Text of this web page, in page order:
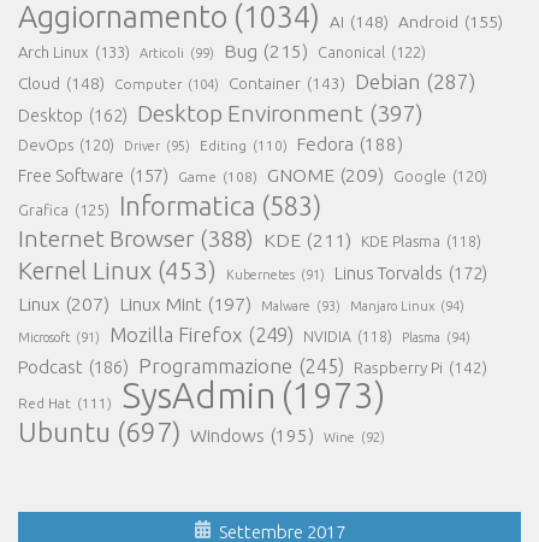
Aggiornamento (1034) AI (148) Android (155)
Arch Linux (133) Articoli (99) Bug (215) Canonical (122)
Cloud (148) Computer (104) Container (143) Debian (287)
Desktop (162) Desktop Environment (397)
DevOps (120) Driver (95) Editing (110) Fedora (188)
Free Software (157) Game (108) GNOME (209) Google (120)
Grafica (125) Informatica (583)
Internet Browser (388) KDE (211) KDE Plasma (118)
Kernel Linux (453) Kubernetes (91) Linus Torvalds (172)
Linux (207) Linux Mint (197) Malware (93) Manjaro Linux (94)
Microsoft (91) Mozilla Firefox (249) NVIDIA (118) Plasma (94)
Podcast (186) Programmazione (245) Raspberry Pi (142)
Red Hat (111) SysAdmin (1973)
Ubuntu (697) Windows (195) Wine (92)
Settembre 2017